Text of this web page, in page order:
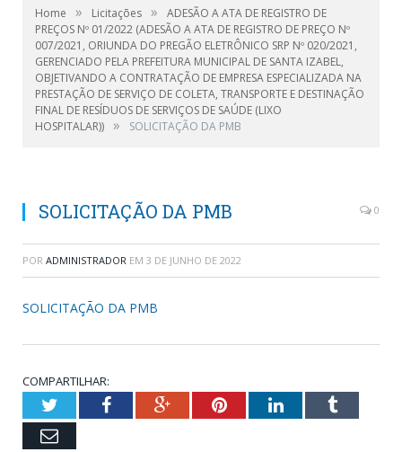
Home » Licitações »
ADESÃO A ATA DE REGISTRO DE
PREÇOS Nº 01/2022 (ADESÃO A ATA DE REGISTRO DE PREÇO Nº
007/2021, ORIUNDA DO PREGÃO ELETRÔNICO SRP Nº 020/2021,
GERENCIADO PELA PREFEITURA MUNICIPAL DE SANTA IZABEL,
OBJETIVANDO A CONTRATAÇÃO DE EMPRESA ESPECIALIZADA NA
PRESTAÇÃO DE SERVIÇO DE COLETA, TRANSPORTE E DESTINAÇÃO
FINAL DE RESÍDUOS DE SERVIÇOS DE SAÚDE (LIXO
HOSPITALAR)) » SOLICITAÇÃO DA PMB
SOLICITAÇÃO DA PMB 0
POR ADMINISTRADOR EM 3 DE JUNHO DE 2022
SOLICITAÇÃO DA PMB
COMPARTILHAR:
TwitterFacebookGoogle+PinterestLinkedInTumblr
Email